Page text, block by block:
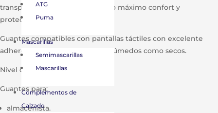
ATG
Puma
Mascarillas
Semimascarillas
Mascarillas
Complementos de
Calzado
transpirabilidad, proporcionando máximo confort y
protección durante todo el día.
Guantes compatibles con pantallas táctiles con excelente
adherencia tanto en entornos húmedos como secos.
Nivel de destreza 5.
Guantes para:
almacenista.